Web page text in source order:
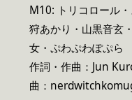
M10: トリコロール
狩あかり・山黒音玄
女・ぷわぷわぽぷら
作詞・作曲：Jun
曲：